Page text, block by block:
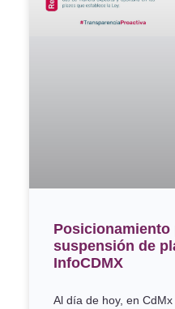
suspensión de
InfoCDMX
Al día de hoy, en